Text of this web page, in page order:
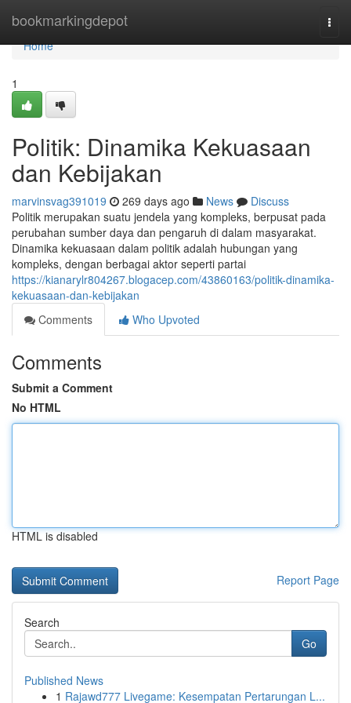
bookmarkingdepot
Home
Home
1
Politik: Dinamika Kekuasaan
dan Kebijakan
marvinsvag391019 269 days ago News
Discuss
Politik merupakan suatu jendela yang kompleks, berpusat pada
perubahan sumber daya dan pengaruh di dalam masyarakat.
Dinamika kekuasaan dalam politik adalah hubungan yang
kompleks, dengan berbagai aktor seperti partai
https://kianarylr804267.blogacep.com/43860163/politik-dinamika-
kekuasaan-dan-kebijakan
Comments
Who Upvoted
Comments
Submit a Comment
No HTML
HTML is disabled
Report Page
Search
Go
Published News
1 Rajawd777 Livegame: Kesempatan Pertarungan L...